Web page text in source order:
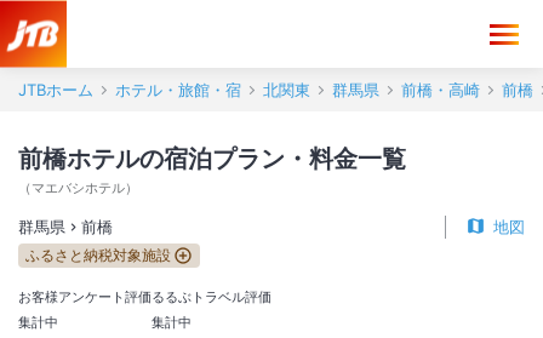
JTBホーム ホテル・旅館・宿 北関東 群馬県 前橋・高崎 前橋
前橋ホテルの宿泊プラン・料金一覧
（ マエバシホテル）
群馬県 前橋 地図
ふるさと納税対象施設
お客様アンケート評価
集計中
るるぶトラベル評価
集計中